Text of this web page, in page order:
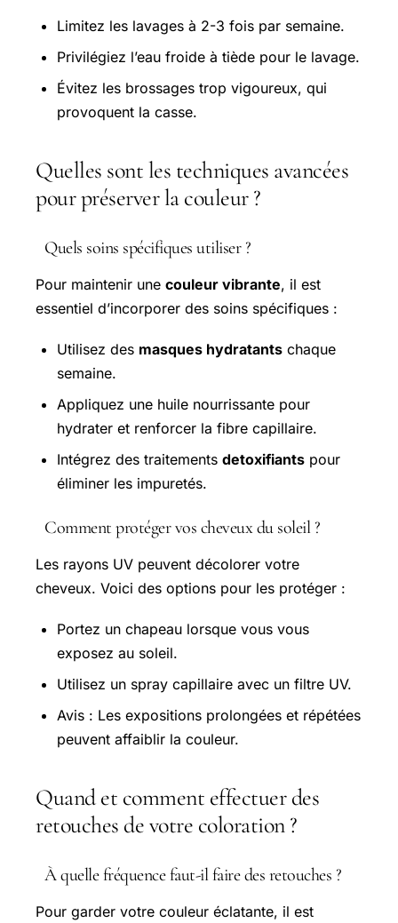
Limitez les lavages à 2-3 fois par semaine.
Privilégiez l’eau froide à tiède pour le lavage.
Évitez les brossages trop vigoureux, qui
provoquent la casse.
Quelles sont les techniques avancées
pour préserver la couleur ?
Quels soins spécifiques utiliser ?
Pour maintenir une couleur vibrante, il est
essentiel d’incorporer des soins spécifiques :
Utilisez des masques hydratants chaque
semaine.
Appliquez une huile nourrissante pour
hydrater et renforcer la fibre capillaire.
Intégrez des traitements detoxifiants pour
éliminer les impuretés.
Comment protéger vos cheveux du soleil ?
Les rayons UV peuvent décolorer votre
cheveux. Voici des options pour les protéger :
Portez un chapeau lorsque vous vous
exposez au soleil.
Utilisez un spray capillaire avec un filtre UV.
Avis : Les expositions prolongées et répétées
peuvent affaiblir la couleur.
Quand et comment effectuer des
retouches de votre coloration ?
À quelle fréquence faut-il faire des retouches ?
Pour garder votre couleur éclatante, il est